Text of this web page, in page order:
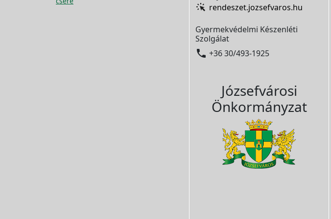
rendeszet.jozsefvaros.hu
Gyermekvédelmi Készenléti
Szolgálat
 +36 30/493-1925
Józsefvárosi
Önkormányzat